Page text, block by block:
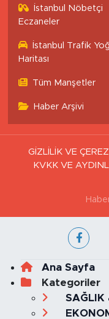
İstanbul Nöbetçi
Eczaneler
İstanbul Trafik
Haritası
Tüm Manşetler
Haber Arşivi
GİZLİLİK VE
KVKK VE
Ana Sayfa
Kategoriler
SAĞLIK